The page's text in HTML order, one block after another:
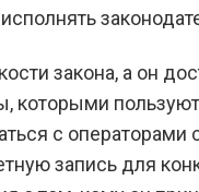
закона, а он
которыми
с операторами
запись для